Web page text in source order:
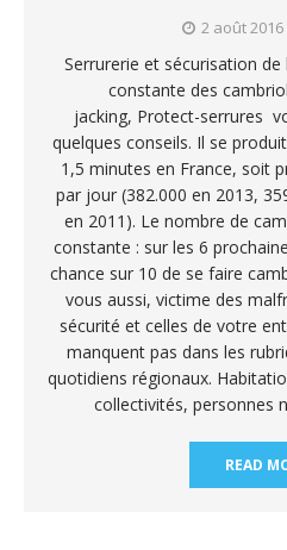
2 août 2016
Serrurerie et sécurisation
constante des
jacking, Protect-serrures
quelques conseils. Il se
1,5 minutes en France, soit
par jour (382.000 en 2013,
en 2011). Le nombre de
constante : sur les 6
chance sur 10 de se faire
vous aussi, victime des
sécurité et celles de votre
manquent pas dans les
quotidiens régionaux.
collectivités, personnes
READ